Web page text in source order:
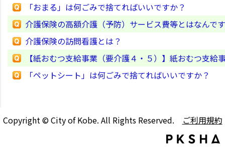
「おまる」は何ごみで捨てればいいですか？
介護保険の高額介護（予防）サービス費等とはなんで
介護保険の訪問看護とは？
【紙おむつ支給事業（要介護４・５）】紙おむつ支
「ペットシート」は何ごみで捨てればいいですか？
Copyright © City of Kobe. All Rights Reserved. ご利用規約